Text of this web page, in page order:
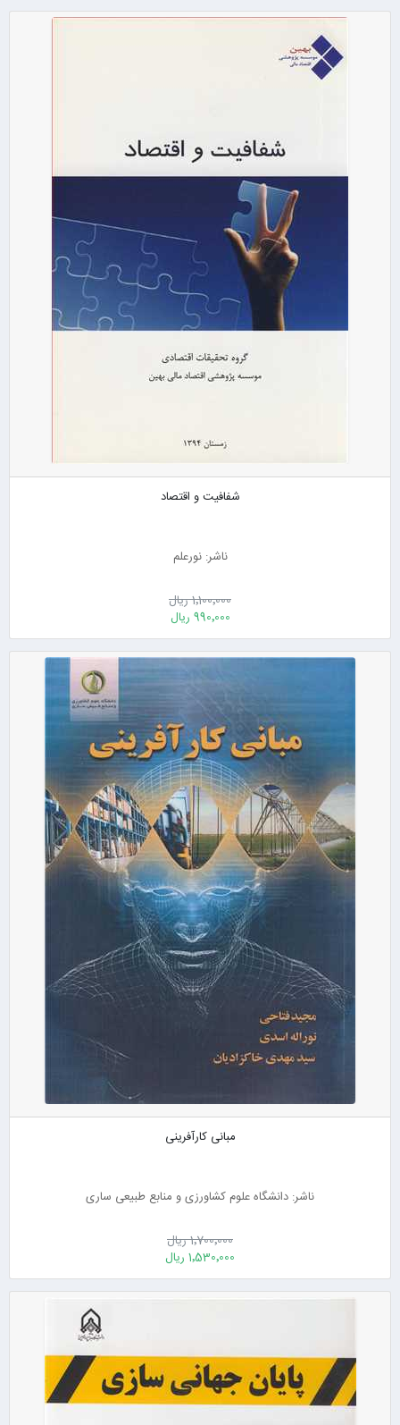
شفافیت و اقتصاد
ناشر: نورعلم
1٬100٬000 ریال
990٬000 ریال
مبانی کارآفرینی
ناشر: دانشگاه علوم کشاورزی و منابع طبیعی ساری
1٬700٬000 ریال
1٬530٬000 ریال